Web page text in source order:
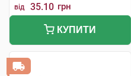
від 35.10 грн
КУПИТИ